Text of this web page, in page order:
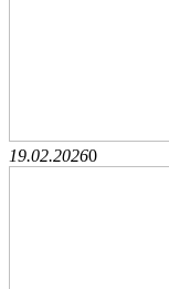
19.02.20260